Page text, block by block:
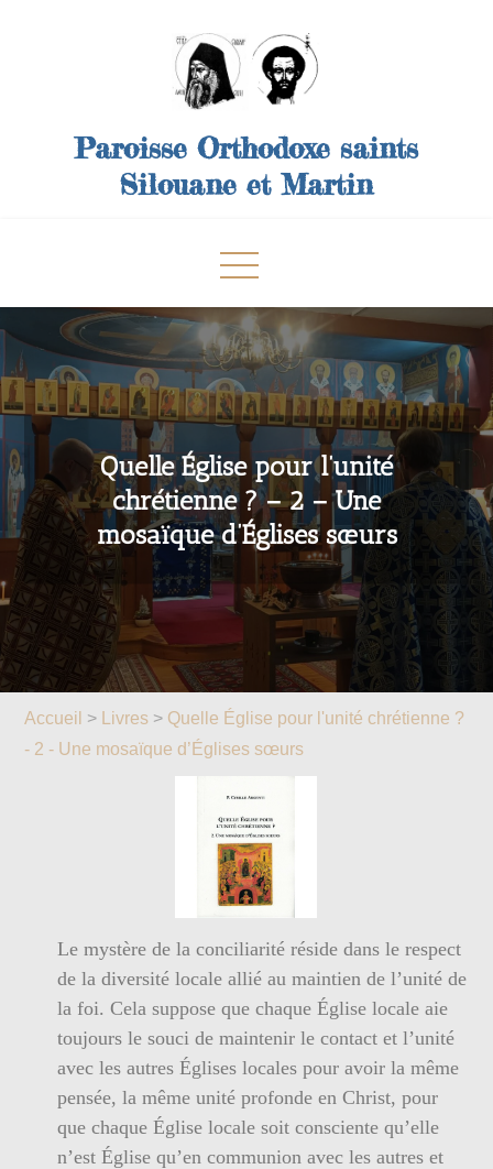
Paroisse Orthodoxe saints
Silouane et Martin
Quelle Église pour l’unité
chrétienne ? – 2 – Une
mosaïque d’Églises sœurs
Accueil > Livres > Quelle Église pour l'unité chrétienne ?
- 2 - Une mosaïque d’Églises sœurs
Le mystère de la conciliarité réside dans le respect
de la diversité locale allié au maintien de l’unité de
la foi. Cela suppose que chaque Église locale aie
toujours le souci de maintenir le contact et l’unité
avec les autres Églises locales pour avoir la même
pensée, la même unité profonde en Christ, pour
que chaque Église locale soit consciente qu’elle
n’est Église qu’en communion avec les autres et